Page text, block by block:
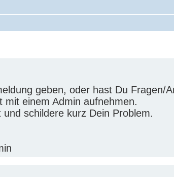
geben, oder hast Du Fragen/
einem Admin aufnehmen.
schildere kurz Dein Problem.